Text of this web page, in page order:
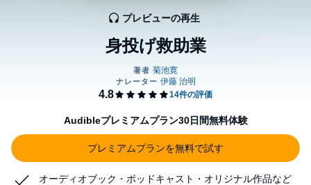
身投げ救助業
プレビューの再生
Audibleプレミアムプラン30日間無料体験
プレミアムプランを無料で試す
オーディオブック・ポッドキャスト・オリジナル作品など